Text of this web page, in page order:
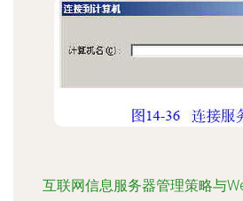
互联网信息服务器管理策略与